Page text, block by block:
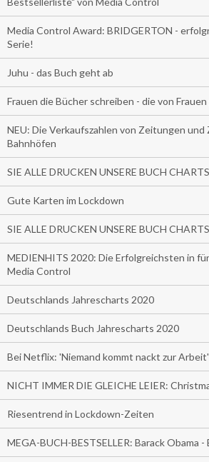
Media Control Award: BRIDGERTON -
Serie!
Juhu - das Buch geht ab
Frauen die Bücher schreiben - die von
NEU: Die Verkaufszahlen von Zeitungen
Bahnhöfen
SIE ALLE DRUCKEN UNSERE BUCH CHARTS
Gute Karten im Lockdown
SIE ALLE DRUCKEN UNSERE BUCH CHARTS
MEDIENHITS 2020: Die Erfolgreichsten in
Media Control
Deutschlands Jahrescharts 2020
Deutschlands Buch Jahrescharts 2020
Bei Netflix: 'Niemand kommt nackt zur Arbeit'
NICHT IMMER DIE GLEICHE LEIER:
Riesentrend in Lockdown-Zeiten
MEGA-BUCH-BESTSELLER: Barack Obama